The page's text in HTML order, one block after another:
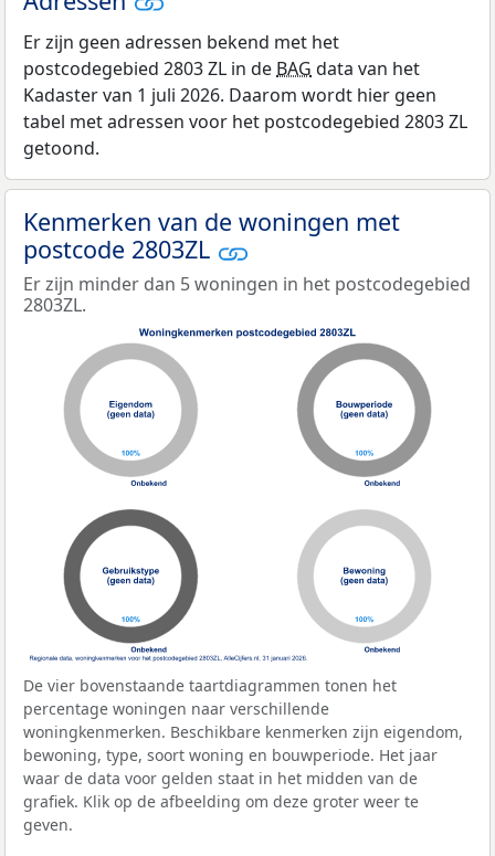
Er zijn geen adressen bekend met het
postcodegebied 2803 ZL in de BAG data van het
Kadaster van 1 juli 2026. Daarom wordt hier geen
tabel met adressen voor het postcodegebied 2803 ZL
getoond.
Kenmerken van de woningen met
postcode 2803ZL
Er zijn minder dan 5 woningen in het postcodegebied
2803ZL.
De vier bovenstaande taartdiagrammen tonen het
percentage woningen naar verschillende
woningkenmerken. Beschikbare kenmerken zijn eigendom,
bewoning, type, soort woning en bouwperiode. Het jaar
waar de data voor gelden staat in het midden van de
grafiek. Klik op de afbeelding om deze groter weer te
geven.